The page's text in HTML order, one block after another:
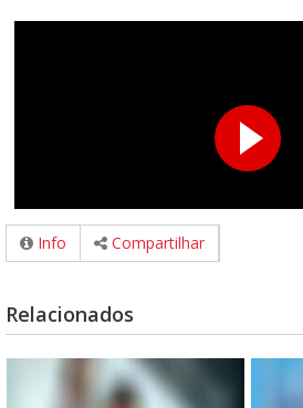
Info Compartilhar
Relacionados